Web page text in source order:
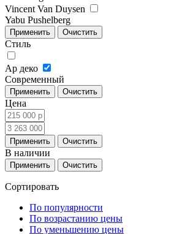
Vincent Van Duysen
Yabu Pushelberg
Стиль
Ар деко
Современный
Цена
В наличии
Сортировать
По популярности
По возрастанию цены
По уменьшению цены